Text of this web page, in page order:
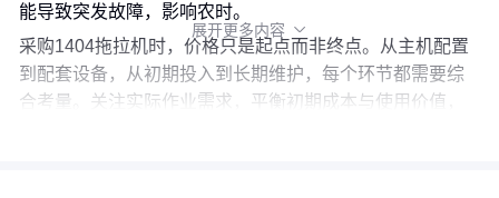
能导致突发故障，影响农时。
采购1404拖拉机时，价格只是起点而非终点。从主机配置
到配套设备，从初期投入到长期维护，每个环节都需要综
合考量。关注实际作业需求，平衡初期成本与使用价值，
展开更多内容 